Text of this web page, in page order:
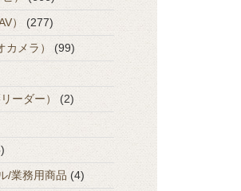
）
(277)
メラ）
(99)
ーダー）
(2)
/業務用商品 (4)